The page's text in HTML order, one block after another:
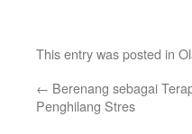
This entry was posted in
← Berenang sebagai
Penghilang Stres